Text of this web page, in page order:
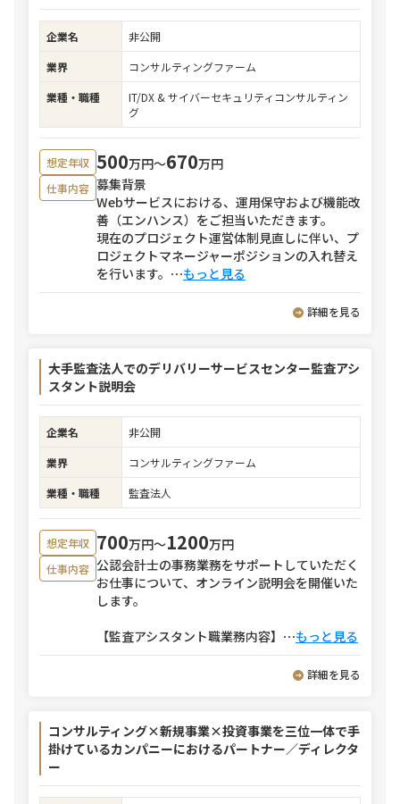
企業名
非公開
業界
コンサルティングファーム
業種・職種
IT/DX & サイバーセキュリティコンサルティン
グ
想定年収 500万円〜670万円
仕事内容 募集背景
Webサービスにおける、運用保守および機能改
善（エンハンス）をご担当いただきます。
現在のプロジェクト運営体制見直しに伴い、プ
ロジェクトマネージャーポジションの入れ替え
を行います。 ⋯もっと見る
詳細を見る
大手監査法人でのデリバリーサービスセンター監査アシ
スタント説明会
企業名
非公開
業界
コンサルティングファーム
業種・職種
監査法人
想定年収 700万円〜1200万円
仕事内容 公認会計士の事務業務をサポートしていただく
お仕事について、オンライン説明会を開催いた
します。
【監査アシスタント職業務内容】 ⋯もっと見る
詳細を見る
コンサルティング×新規事業×投資事業を三位一体で手
掛けているカンパニーにおけるパートナー／ディレクタ
ー